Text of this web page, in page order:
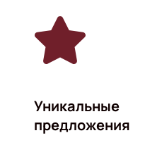
Приятного просмотра!
Уникальные
предложения